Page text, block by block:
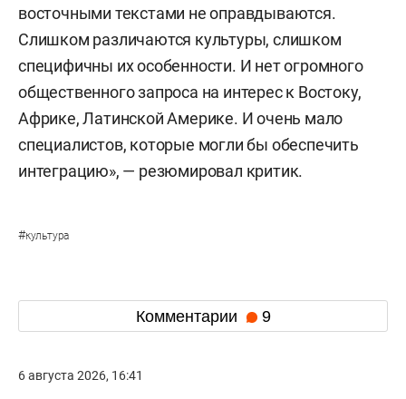
восточными текстами не оправдываются.
Слишком различаются культуры, слишком
специфичны их особенности. И нет огромного
общественного запроса на интерес к Востоку,
Африке, Латинской Америке. И очень мало
специалистов, которые могли бы обеспечить
интеграцию», — резюмировал критик.
#культура
Комментарии 9
6 августа 2026, 16:41